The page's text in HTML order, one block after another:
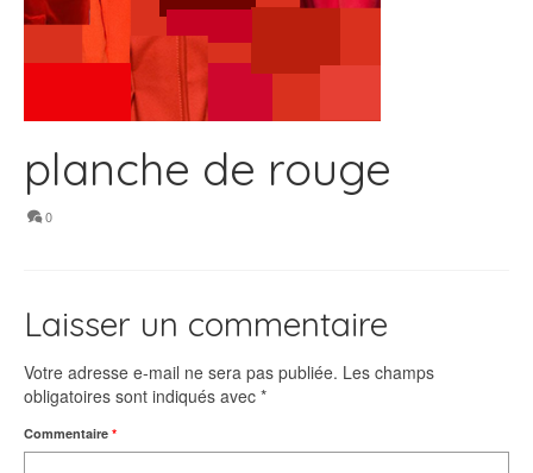
planche de rouge
0
Laisser un commentaire
Votre adresse e-mail ne sera pas publiée. Les champs
obligatoires sont indiqués avec *
Commentaire *